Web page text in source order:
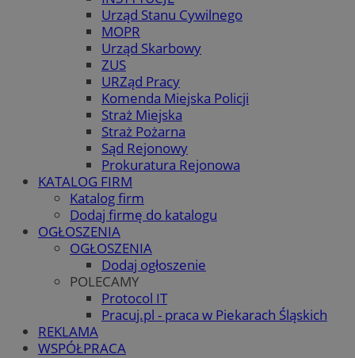
Urząd Stanu Cywilnego
MOPR
Urząd Skarbowy
ZUS
URZąd Pracy
Komenda Miejska Policji
Straż Miejska
Straż Pożarna
Sąd Rejonowy
Prokuratura Rejonowa
KATALOG FIRM
Katalog firm
Dodaj firmę do katalogu
OGŁOSZENIA
OGŁOSZENIA
Dodaj ogłoszenie
POLECAMY
Protocol IT
Pracuj.pl - praca w Piekarach Śląskich
REKLAMA
WSPÓŁPRACA